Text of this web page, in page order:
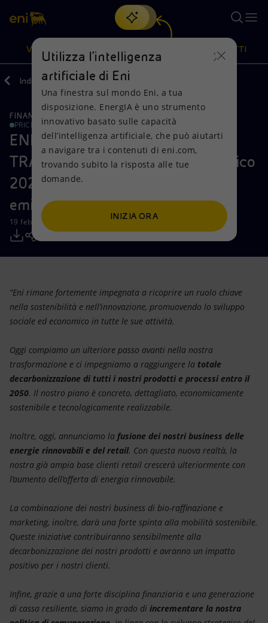
Cerca
scopri EnergIA, la nostra nuova soluzione di intelligenza
artificiale.
VISIONE
Visione
Mission e valori
Persone e Partnership
Net Zero
Modello satellitare
Innovazione
Azioni
Diversificazione energetica
Tecnologie per la transizione
Collaborazioni per l'innovazione
Attività nel mondo
PRODOTTI
Prodotti
Imprese
Mobilità
Indietro Media Comunicati Stampa
FINANZA, STRATEGIA E REPORT
PRICE SENSITIVESHAREHOLDINGSTRADING STATEMENTS
ENI ACCELERA LA
TRASFORMAZIONE Piano strategico
2021-2024: verso l’obiettivo zero
emissioni
19 febbraio 2021 - 13:45 CET
“Eni rimane fortemente impegnata a ricoprire un ruolo chiave
nella sostenibilità e nell’innovazione, promuovendo lo sviluppo
sociale ed economico in tutte le sue attività.
Oggi compiamo un ulteriore passo avanti nella nostra
trasformazione e ci impegniamo a raggiungere la totale
decarbonizzazione di tutti i nostri prodotti e processi entro il
2050. Il nostro piano è concreto, dettagliato, economicamente
sostenibile e tecnologicamente realizzabile.
Inoltre, oggi, annunciamo la fusione dei nostri business delle
energie rinnovabili e del retail. Con questa nuova realtà, la
nostra già ampia base clienti retail crescerà ulteriormente con
l’aumento dell’offerta di energia rinnovabile.
La combinazione dei nostri business di bio-raffinazione e
marketing, inoltre, darà una forte spinta alla mobilità sostenibile.
Queste iniziative contribuiranno sensibilmente alla
decarbonizzazione dei nostri prodotti e avranno un impatto
positivo per i nostri clienti.
Infine, grazie a una forte disciplina finanziaria e una generazione
di cassa resiliente, siamo in grado di incrementare la nostra
Utilizza l'intelligenza
artificiale di Eni
Una finestra sul mondo Eni, a tua
disposizione. EnergIA è uno strumento
innovativo basato sulle capacità
dell’intelligenza artificiale, che può aiutarti
a navigare tra i contenuti di eni.com,
trovando subito la risposta alle tue
domande.
INIZIA ORA